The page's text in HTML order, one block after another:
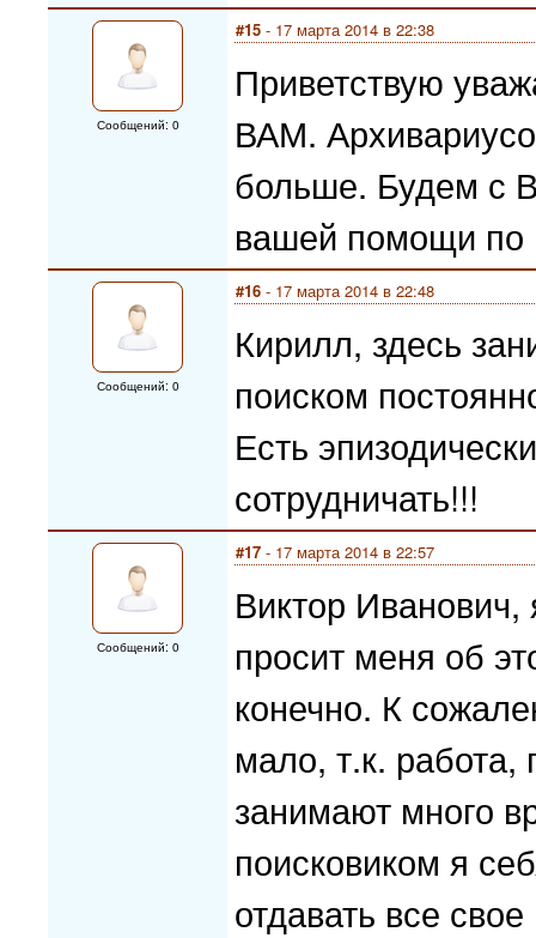
Сообщений: 0
#15 - 17 марта 2014 в 22:38
Приветствую
ВАМ.
больше. Будем с
вашей помощи по
Сообщений: 0
#16 - 17 марта 2014 в 22:48
Кирилл, здесь
поиском
Есть
сотрудничать!!!
Сообщений: 0
#17 - 17 марта 2014 в 22:57
Виктор
просит меня об
конечно. К
мало, т.к. работа,
занимают много
поисковиком я
отдавать все